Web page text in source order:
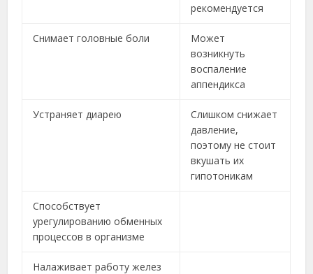
рекомендуется
Снимает головные боли
Может
возникнуть
воспаление
аппендикса
Устраняет диарею
Слишком снижает
давление,
поэтому не стоит
вкушать их
гипотоникам
Способствует
урегулированию обменных
процессов в организме
Налаживает работу желез